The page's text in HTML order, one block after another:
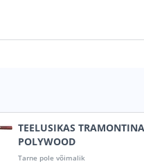
TEELUSIKAS TRAMONTINA
POLYWOOD
Tarne pole võimalik